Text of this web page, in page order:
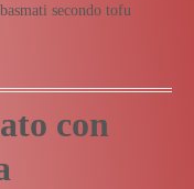
secondo tofu
con